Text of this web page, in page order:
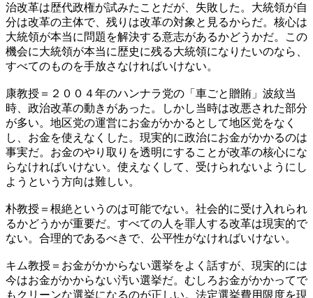
治改革は歴代政権が試みたことだが、失敗した。大統領が自
分は改革の主体で、残りは改革の対象と見るからだ。核心は
大統領が本当に問題を解決する意志があるかどうかだ。この
機会に大統領が本当に歴史に残る大統領になりたいのなら、
すべてのものを手放さなければいけない。
康教授＝２００４年のハンナラ党の「車ごと贈賄」波紋当
時、政治改革の動きがあった。しかし当時は改悪された部分
が多い。地区党の運営にお金がかかるとして地区党をなく
し、お金を使えなくした。現実的に政治にお金がかかるのは
事実だ。お金のやり取りを透明にすることが改革の核心にな
らなければいけない。使えなくして、受けられないようにし
ようという方向は難しい。
朴教授＝根絶というのは可能でない。社会的に受け入れられ
るかどうかが重要だ。すべての人を罪人する改革は現実的で
ない。合理的であるべきで、公平性がなければいけない。
キム教授＝お金がかからない選挙をよく話すが、現実的には
今はお金がかからない汚い選挙だ。むしろお金がかかってで
もクリーンな選挙になるのが正しい。法定選挙費用限度を現